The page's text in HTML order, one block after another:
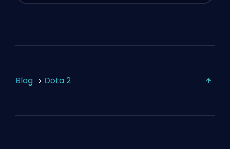
Blog Dota 2